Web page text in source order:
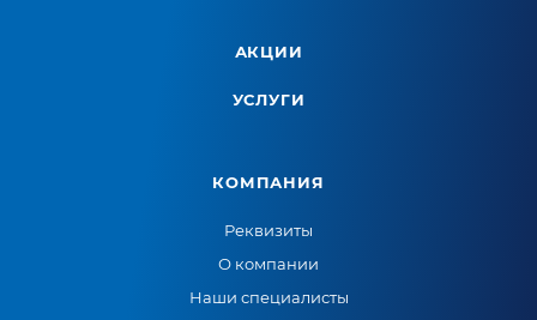
АКЦИИ
УСЛУГИ
КОМПАНИЯ
Реквизиты
О компании
Наши специалисты